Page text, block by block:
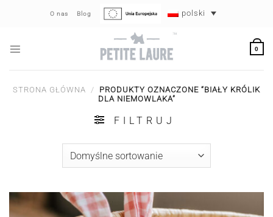
O nas Blog polski
0
STRONA GŁÓWNA /
PRODUKTY OZNACZONE “BIAŁY KRÓLIK
DLA NIEMOWLAKA”
FILTRUJ